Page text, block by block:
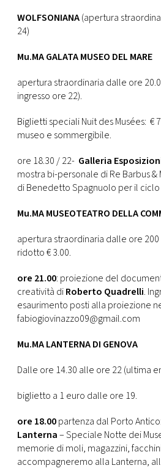
WOLFSONIANA(apertura
24)
Mu.MA GALATA MUSEO DEL MARE
apertura straordinaria dalle ore
ingresso ore 22).
Biglietti speciali Nuit des Musées: €
museo e sommergibile.
ore 18.30 / 22- Galleria
mostra bi-personale di Re Barbus &
di Benedetto Spagnuolo per il
Mu.MA MUSEOTEATRO DELLA
apertura straordinaria dalle ore
ridotto € 3.00.
ore 21.00: proiezione del
creatività diRoberto Quadrelli.
esaurimento posti alla proiezione
fabiogiovinazzo09@gmail.com
Mu.MA LANTERNA DI GENOVA
Dalle ore 14.30 alle ore 22 (ultima
biglietto a 1 euro dalle ore 19.
ore 18.00partenza dal Porto Antico:
Lanterna– Speciale Notte dei
memorie di moli, magazzini,
accompagneremo alla Lanterna,